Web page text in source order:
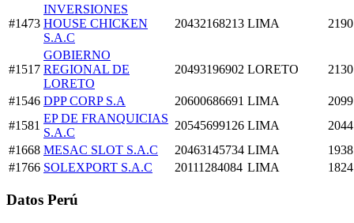
#1473
INVERSIONES
HOUSE CHICKEN
S.A.C
20432168213 LIMA
#1517
GOBIERNO
REGIONAL DE
LORETO
20493196902 LORETO
#1546 DPP CORP S.A 20600686691 LIMA
#1581
EP DE FRANQUICIAS
S.A.C
20545699126 LIMA
#1668 MESAC SLOT S.A.C 20463145734 LIMA
#1766 SOLEXPORT S.A.C 20111284084 LIMA
Datos Perú